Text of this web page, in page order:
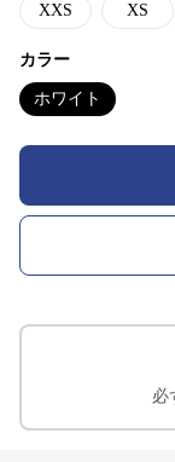
XXS XS
カラー
ホワイト
必